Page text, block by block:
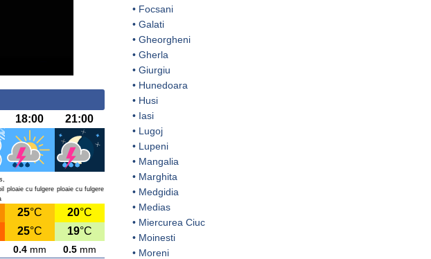
18:00 21:00
ploaie cu fulgere ploaie cu fulgere
25°C 20°C
25°C 19°C
0.4mm 0.5mm
• Focsani
• Galati
• Gheorgheni
• Gherla
• Giurgiu
• Hunedoara
• Husi
• Iasi
• Lugoj
• Lupeni
• Mangalia
• Marghita
• Medgidia
• Medias
• Miercurea Ciuc
• Moinesti
• Moreni